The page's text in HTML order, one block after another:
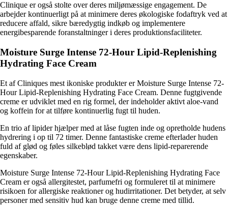
Clinique er også stolte over deres miljømæssige engagement. De
arbejder kontinuerligt på at minimere deres økologiske fodaftryk ved at
reducere affald, sikre bæredygtig indkøb og implementere
energibesparende foranstaltninger i deres produktionsfaciliteter.
Moisture Surge Intense 72-Hour Lipid-Replenishing
Hydrating Face Cream
Et af Cliniques mest ikoniske produkter er Moisture Surge Intense 72-
Hour Lipid-Replenishing Hydrating Face Cream. Denne fugtgivende
creme er udviklet med en rig formel, der indeholder aktivt aloe-vand
og koffein for at tilføre kontinuerlig fugt til huden.
En trio af lipider hjælper med at låse fugten inde og opretholde hudens
hydrering i op til 72 timer. Denne fantastiske creme efterlader huden
fuld af glød og føles silkeblød takket være dens lipid-reparerende
egenskaber.
Moisture Surge Intense 72-Hour Lipid-Replenishing Hydrating Face
Cream er også allergitestet, parfumefri og formuleret til at minimere
risikoen for allergiske reaktioner og hudirritationer. Det betyder, at selv
personer med sensitiv hud kan bruge denne creme med tillid.